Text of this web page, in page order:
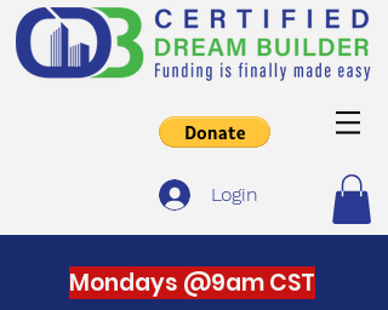
Login
Mondays @9am CST